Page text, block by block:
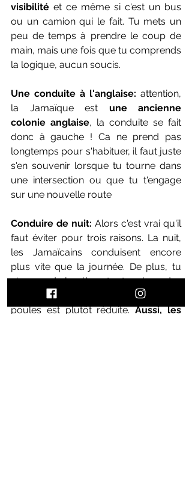
visibilité et ce même si c'est un bus
ou un camion qui le fait. Tu mets un
peu de temps à prendre le coup de
main, mais une fois que tu comprends
la logique, aucun soucis.
Une conduite à l'anglaise: attention,
la Jamaïque est une ancienne
colonie anglaise, la conduite se fait
donc à gauche ! Ca ne prend pas
longtemps pour s'habituer, il faut juste
s'en souvenir lorsque tu tourne dans
une intersection ou que tu t'engage
sur une nouvelle route
Conduire de nuit: Alors c'est vrai qu'il
faut éviter pour trois raisons. La nuit,
les Jamaïcains conduisent encore
plus vite que la journée. De plus, tu
n'as pas de lumières tout au long des
routes, donc la visibilité des nids de
poules est plutôt réduite. Aussi, les